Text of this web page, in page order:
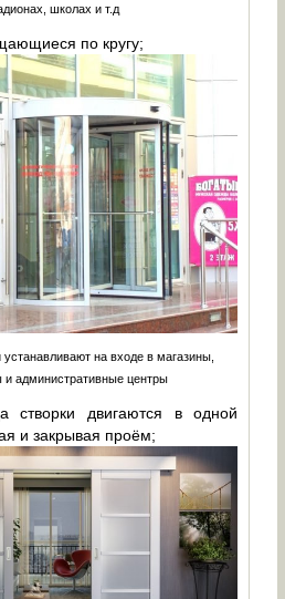
школах и т.д
по кругу;
на входе в магазины,
и административные центры
створки двигаются в одной
и закрывая проём;